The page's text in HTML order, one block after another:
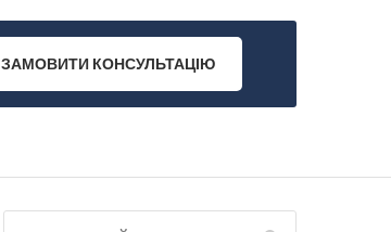
ЗАМОВИТИ КОНСУЛЬТАЦІЮ